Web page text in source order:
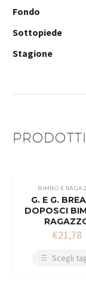
Fondo
Sottopiede
Stagione
BIMBO E
G. E G.
DOPOSCI
€21,78
Scegli